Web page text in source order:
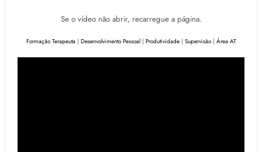
Se o vídeo não abrir, recarregue a página.
Formação Terapeuta| Desenvolvimento Pessoal| Produtividade| Supervisão| Área AT